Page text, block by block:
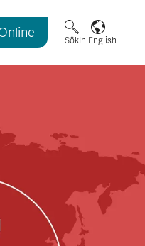
SökIn English